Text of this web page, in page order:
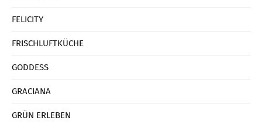
FELICITY
FRISCHLUFTKÜCHE
GODDESS
GRACIANA
GRÜN ERLEBEN